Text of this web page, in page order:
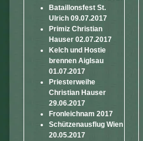
Bataillonsfest St.
Ulrich 09.07.2017
Primiz Christian
Hauser 02.07.2017
Kelch und Hostie
brennen Aiglsau
01.07.2017
Priesterweihe
Christian Hauser
29.06.2017
Fronleichnam 2017
Schützenausflug Wien
20.05.2017